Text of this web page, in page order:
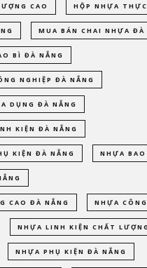
CAO HỘP NHỰA
MUA BÁN CHAI NHỰA ĐÀ
BÌ ĐÀ NẴNG
NGHIỆP ĐÀ NẴNG
DỤNG ĐÀ NẴNG
KIỆN ĐÀ NẴNG
KIỆN ĐÀ NẴNG NHỰA BAO
CAO ĐÀ NẴNG NHỰA
NHỰA LINH KIỆN CHẤT
NHỰA PHỤ KIỆN ĐÀ NẴNG